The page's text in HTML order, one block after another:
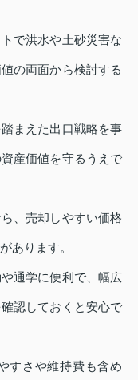
で洪水や土砂災害な
の両面から検討する
まえた出口戦略を事
産価値を守るうえで
、売却しやすい価格
あります。
通学に便利で、幅広
認しておくと安心で
すさや維持費も含め